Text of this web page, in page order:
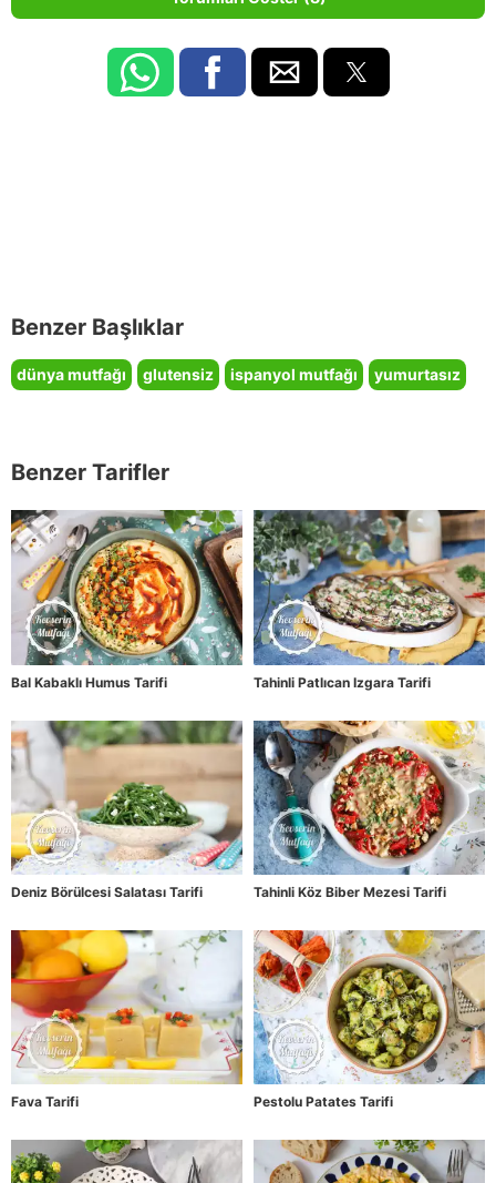
Benzer Başlıklar
dünya mutfağı glutensiz ispanyol mutfağı yumurtasız
Benzer Tarifler
Bal Kabaklı Humus Tarifi Tahinli Patlıcan Izgara Tarifi
Deniz Börülcesi Salatası Tarifi Tahinli Köz Biber Mezesi Tarifi
Fava Tarifi Pestolu Patates Tarifi